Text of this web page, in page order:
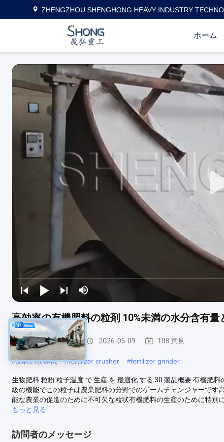
ZHENGZHOU SHENGHONG HEAVY INDUSTRY
ホーム
高効率の有機肥料の粒剤 10%未満の水分含有
有機肥料の造粒機 2026-05-09 108 意見
#肥料の粉砕機 #fertilizer crusher #fertilizer grinder
生物肥料 粒粉 粒子温度 で 生産 を 最適化 する 30 製品概要 有機肥
級の機能でこの粒子は農業肥料の分野でのゲームチェンジャーで
能な農業の促進のために不可欠な粒状有機肥料の生産のために特別
もっと見る
訪問者のメッセージ